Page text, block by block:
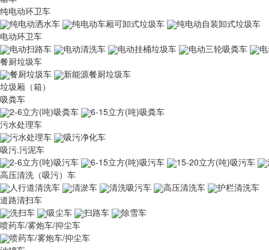
纯电动环卫车
纯电动洒水车
纯电动车厢可卸式垃圾车
纯电动自装卸式垃圾车
电动环卫车
电动扫路车
电动清洗车 电动挂桶垃圾车 电动三轮吸粪车
餐厨垃圾车
餐厨垃圾车
新能源餐厨垃圾车
垃圾厢（箱）
吸粪车
2-6立方(吨)吸粪车
6-15立方(吨)吸粪车
污水处理车
污水处理车
吸污净化车
吸污.污泥车
2-6立方(吨)吸污车
6-15立方(吨)吸污车 15-20立方(吨)吸污车
高压清洗（吸污）车
人行道清洗车
清淤车 清洗吸污车 高压清洗车
护栏清洗车
道路清扫车
洗扫车
吸尘车 扫路车
除雪车
喷药车/雾炮车/抑尘车
喷药车/雾炮车/抑尘车